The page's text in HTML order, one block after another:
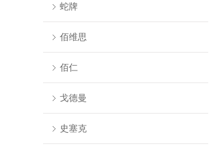
蛇牌
佰维思
佰仁
戈德曼
史塞克